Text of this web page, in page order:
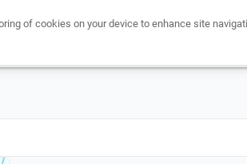
of cookies on your device to enhance site